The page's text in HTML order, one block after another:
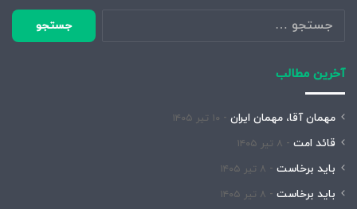
جستجو
برای:
آخرین مطالب
مهمان آقا، مهمان ایران ۱۰ تیر ۱۴۰۵
قائد امت ۸ تیر ۱۴۰۵
باید برخاست ۸ تیر ۱۴۰۵
باید برخاست ۸ تیر ۱۴۰۵